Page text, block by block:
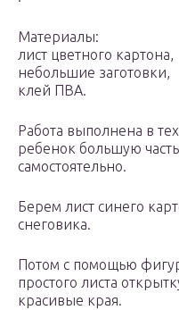
Материалы:
лист цветного картона,
небольшие заготовки,
клей ПВА.
Работа выполнена в
ребенок большую
самостоятельно.
Берем лист синего
снеговика.
Потом с помощью
простого листа
красивые края.